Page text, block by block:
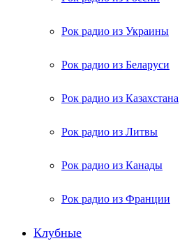
Рок радио из Украины
Рок радио из Беларуси
Рок радио из Казахстана
Рок радио из Литвы
Рок радио из Канады
Рок радио из Франции
Клубные